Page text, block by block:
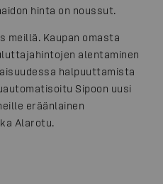
hinta on noussut.
meillä. Kaupan omasta
alentaminen
halpuuttamista
Sipoon uusi
eräänlainen
Alarotu.